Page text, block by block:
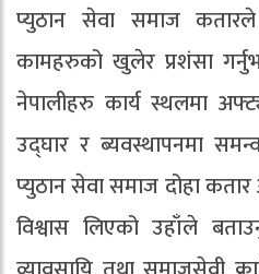
प्युठान सेवा समाज कतारले
कामहरुको खुलेर प्रशंसा
नेपालीहरु कार्य स्थलमा
उद्घार र ब्यवस्थापनमा
प्युठान सेवा समाज दोहा
विश्वास लिएको उहाँले